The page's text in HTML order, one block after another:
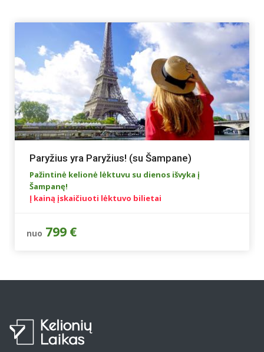
Paryžius yra Paryžius! (su Šampane)
Pažintinė kelionė lėktuvu su dienos išvyka į
Šampanę!
Į kainą įskaičiuoti lėktuvo bilietai
nuo 799 €